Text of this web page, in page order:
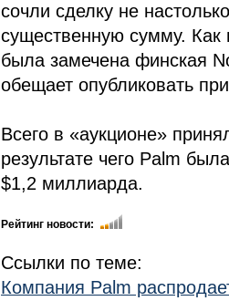
сочли сделку не
существенную сумму. Как
была замечена финская
обещает опубликовать
Всего в «аукционе»
результате чего Palm
$1,2 миллиарда.
Рейтинг новости:
Ссылки по теме:
Компания Palm